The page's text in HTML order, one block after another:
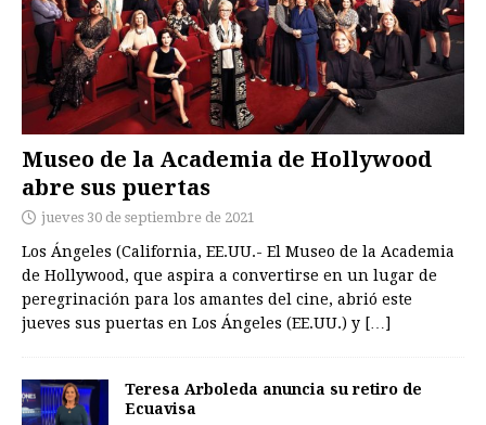
Museo de la Academia de Hollywood
abre sus puertas
jueves 30 de septiembre de 2021
Los Ángeles (California, EE.UU.- El Museo de la Academia
de Hollywood, que aspira a convertirse en un lugar de
peregrinación para los amantes del cine, abrió este
jueves sus puertas en Los Ángeles (EE.UU.) y […]
Teresa Arboleda anuncia su retiro de
Ecuavisa